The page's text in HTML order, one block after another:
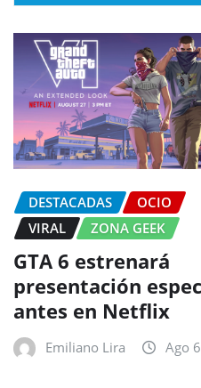
DESTACADAS
OCIO
VIRAL
ZONA GEEK
GTA 6 estrenará
presentación
antes en Netflix
Emiliano Lira Ago